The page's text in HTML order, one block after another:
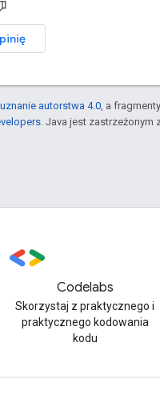
autorstwa 4.0 , a
. Java jest
Codelabs
Skorzystaj z praktycznego i
praktycznego kodowania
kodu